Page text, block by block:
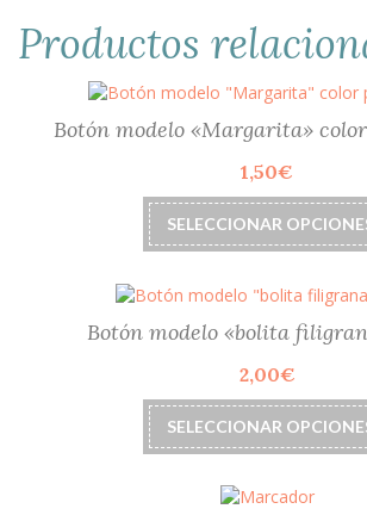
Productos
Botón modelo «Margarita»
1,50€
SELECCIONAR
Botón modelo «bolita
2,00€
SELECCIONAR